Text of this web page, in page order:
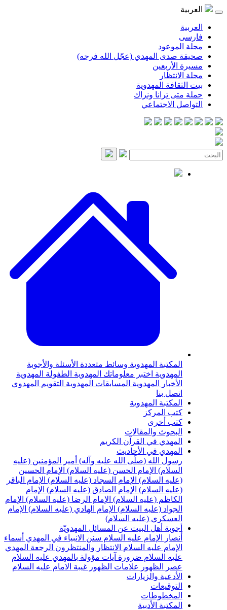
المهدي (عجّل الله فرجه)
المهدوية
ترانا ونراك
الاجتماعي
المهدويةوسائط متعددةالأسئلة والأجوبة
اختبر معلوماتك المهدويةالطفولة المهدوية
المهدويةالمسابقات المهدويةالتقويم المهدوي
المهدوية
والمقالات
في القرآن الكريم
في الأحاديث
الله (صلّى الله عليه وآله) أمير المؤمنين (عليه
الإمام الحسن (عليه السلام) الإمام الحسين
الإمام السجاد (عليه السلام) الإمام الباقر
الإمام الصادق (عليه السلام) الإمام
(عليه السلام) الإمام الرضا (عليه السلام) الإمام
(عليه السلام) الإمام الهادي (عليه السلام) الإمام
(عليه السلام)
أهل البيت عن المسائل المهدويّة
الإمام عليه السلامسنن الانبياء في المهديأسماء
عليه السلامالانتظار والمنتظرونالرجعةالمهدي
السلام ضرورة آيات مؤولة بالمهدي عليه السلام
علامات الظهورغيبة الامام عليه السلام
والزيارات
الأدبية